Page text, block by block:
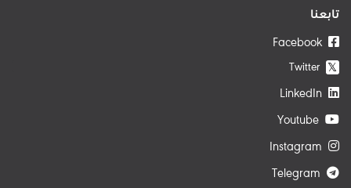
تابعنا
𝕏
Twitter